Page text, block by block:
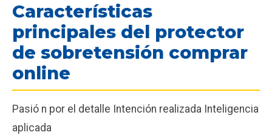
Características
principales del protector
de sobretensión comprar
online
Pasió n por el detalle Intención realizada Inteligencia
aplicada